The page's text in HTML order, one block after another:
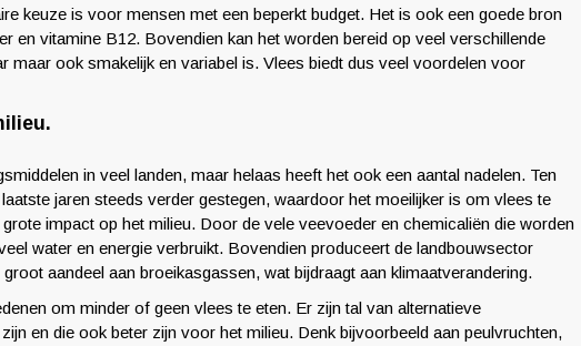
keuze is voor mensen met een beperkt budget. Het is ook een goede bron
en vitamine B12. Bovendien kan het worden bereid op veel verschillende
maar ook smakelijk en variabel is. Vlees biedt dus veel voordelen voor
in veel landen, maar helaas heeft het ook een aantal nadelen. Ten
jaren steeds verder gestegen, waardoor het moeilijker is om vlees te
impact op het milieu. Door de vele veevoeder en chemicaliën die worden
water en energie verbruikt. Bovendien produceert de landbouwsector
aandeel aan broeikasgassen, wat bijdraagt aan klimaatverandering.
om minder of geen vlees te eten. Er zijn tal van alternatieve
en die ook beter zijn voor het milieu. Denk bijvoorbeeld aan peulvruchten,